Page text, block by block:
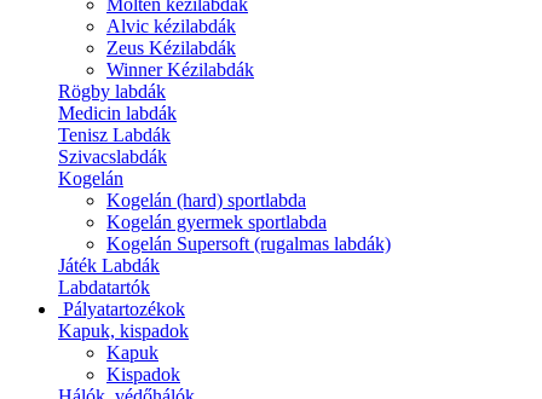
Molten kézilabdák
Alvic kézilabdák
Zeus Kézilabdák
Winner Kézilabdák
Rögby labdák
Medicin labdák
Tenisz Labdák
Szivacslabdák
Kogelán
Kogelán (hard) sportlabda
Kogelán gyermek sportlabda
Kogelán Supersoft (rugalmas labdák)
Játék Labdák
Labdatartók
Pályatartozékok
Kapuk, kispadok
Kapuk
Kispadok